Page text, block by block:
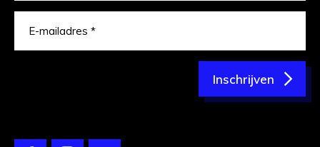
Inschrijven